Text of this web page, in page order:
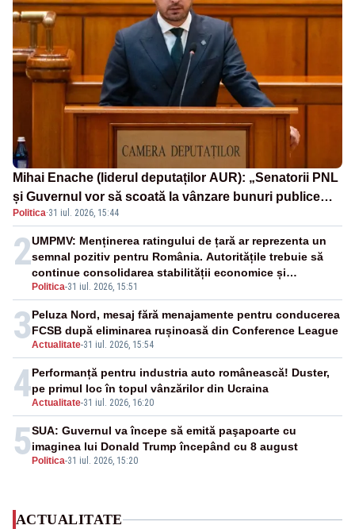
Mihai Enache (liderul deputaților AUR): „Senatorii PNL
și Guvernul vor să scoată la vânzare bunuri publice
pentru a stinge datoriile pentru vaccinurile Pfizer!”
Politica·31 iul. 2026, 15:44
2
Politica-31 iul. 2026, 15:51
UMPMV: Menținerea ratingului de țară ar reprezenta un
semnal pozitiv pentru România. Autoritățile trebuie să
continue consolidarea stabilității economice și
financiare
3Actualitate-31 iul. 2026, 15:54
Peluza Nord, mesaj fără menajamente pentru conducerea
FCSB după eliminarea rușinoasă din Conference League
4Actualitate-31 iul. 2026, 16:20
Performanță pentru industria auto românească! Duster,
pe primul loc în topul vânzărilor din Ucraina
5 Politica-31 iul. 2026, 15:20
SUA: Guvernul va începe să emită paşapoarte cu
imaginea lui Donald Trump începând cu 8 august
ACTUALITATE